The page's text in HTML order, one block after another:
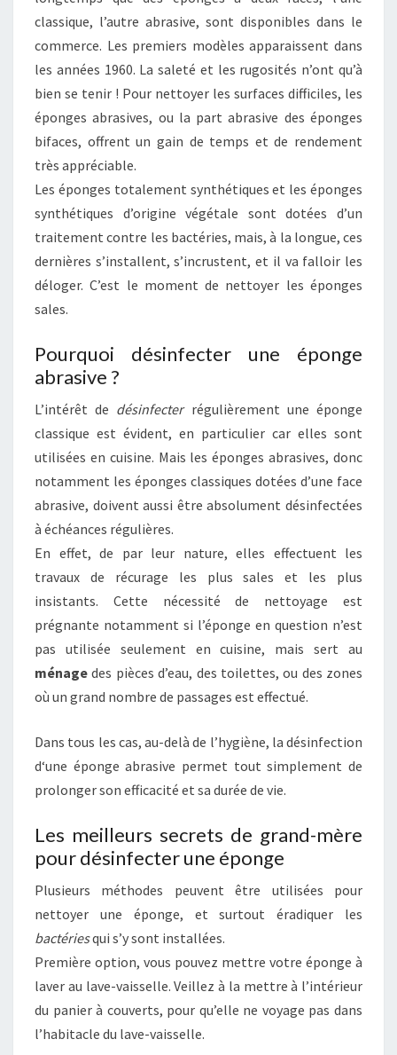
classique, l’autre abrasive, sont disponibles dans le
commerce. Les premiers modèles apparaissent dans
les années 1960. La saleté et les rugosités n’ont qu’à
bien se tenir ! Pour nettoyer les surfaces difficiles, les
éponges abrasives, ou la part abrasive des éponges
bifaces, offrent un gain de temps et de rendement
très appréciable.
Les éponges totalement synthétiques et les éponges
synthétiques d’origine végétale sont dotées d’un
traitement contre les bactéries, mais, à la longue, ces
dernières s’installent, s’incrustent, et il va falloir les
déloger. C’est le moment de nettoyer les éponges
sales.
Pourquoi désinfecter une éponge
abrasive ?
L’intérêt de désinfecterrégulièrement une éponge
classique est évident, en particulier car elles sont
utilisées en cuisine. Mais les éponges abrasives, donc
notamment les éponges classiques dotées d’une face
abrasive, doivent aussi être absolument désinfectées
à échéances régulières.
En effet, de par leur nature, elles effectuent les
travaux de récurage les plus sales et les plus
insistants. Cette nécessité de nettoyage est
prégnante notamment si l’éponge en question n’est
pas utilisée seulement en cuisine, mais sert au
ménage des pièces d’eau, des toilettes, ou des zones
où un grand nombre de passages est effectué.
Dans tous les cas, au-delà de l’hygiène, la désinfection
d‘une éponge abrasive permet tout simplement de
prolonger son efficacité et sa durée de vie.
Les meilleurs secrets de grand-mère
pour désinfecter une éponge
Plusieurs méthodes peuvent être utilisées pour
nettoyer une éponge, et surtout éradiquer les
bactériesqui s’y sont installées.
Première option, vous pouvez mettre votre éponge à
laver au lave-vaisselle. Veillez à la mettre à l’intérieur
du panier à couverts, pour qu’elle ne voyage pas dans
l’habitacle du lave-vaisselle.